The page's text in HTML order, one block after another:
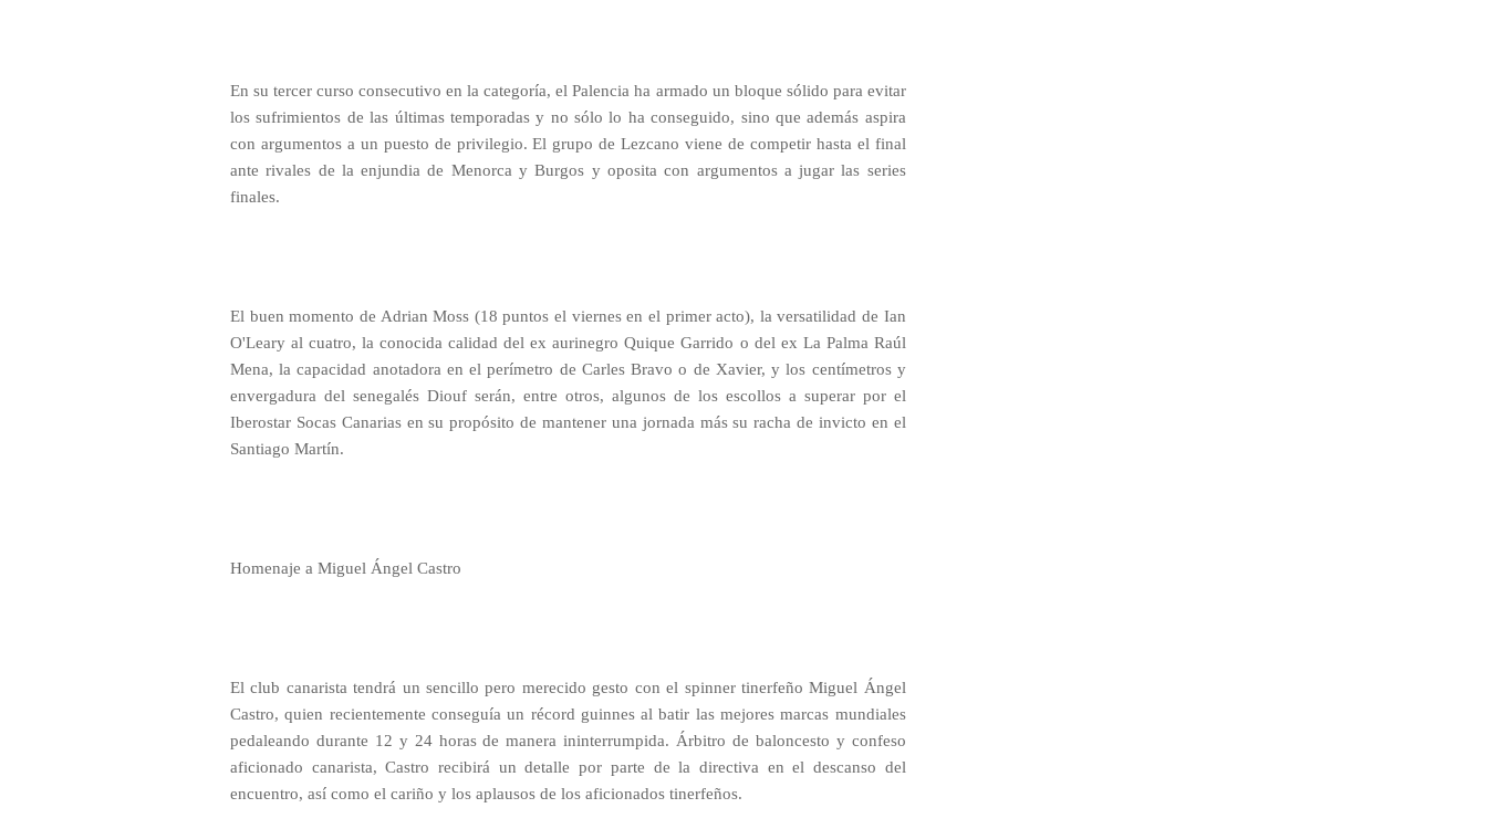
En su tercer curso consecutivo en la categoría, el Palencia ha armado un bloque sólido para evitar
los sufrimientos de las últimas temporadas y no sólo lo ha conseguido, sino que además aspira
con argumentos a un puesto de privilegio. El grupo de Lezcano viene de competir hasta el final
ante rivales de la enjundia de Menorca y Burgos y oposita con argumentos a jugar las series
finales.
El buen momento de Adrian Moss (18 puntos el viernes en el primer acto), la versatilidad de Ian
O'Leary al cuatro, la conocida calidad del ex aurinegro Quique Garrido o del ex La Palma Raúl
Mena, la capacidad anotadora en el perímetro de Carles Bravo o de Xavier, y los centímetros y
envergadura del senegalés Diouf serán, entre otros, algunos de los escollos a superar por el
Iberostar Socas Canarias en su propósito de mantener una jornada más su racha de invicto en el
Santiago Martín.
Homenaje a Miguel Ángel Castro
El club canarista tendrá un sencillo pero merecido gesto con el spinner tinerfeño Miguel Ángel
Castro, quien recientemente conseguía un récord guinnes al batir las mejores marcas mundiales
pedaleando durante 12 y 24 horas de manera ininterrumpida. Árbitro de baloncesto y confeso
aficionado canarista, Castro recibirá un detalle por parte de la directiva en el descanso del
encuentro, así como el cariño y los aplausos de los aficionados tinerfeños.